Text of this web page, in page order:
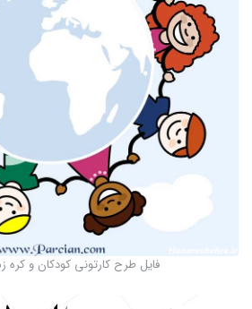
فایل طرح کارتونی کودکان و کره